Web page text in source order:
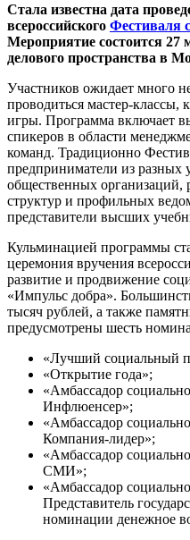
Стала известна дата
всероссийского Фестиваля
Мероприятие состоится
делового пространства в
Участников ожидает много
проводиться мастер-классы,
игры. Программа включает
спикеров в области
команд. Традиционно
предприниматели из разных
общественных организаций,
структур и профильных
представители высших
Кульминацией программы
церемония вручения
развитие и продвижение
«Импульс добра».
тысяч рублей, а также
предусмотрены шесть
«Лучший социальный
«Открытие года»;
«Амбассадор
Инфлюенсер»;
«Амбассадор
Компания-лидер»;
«Амбассадор
СМИ»;
«Амбассадор
Представитель
номинации денежное